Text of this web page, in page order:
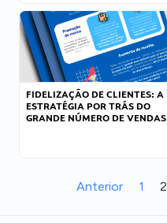
FIDELIZAÇÃO DE CLIENTES: A
ESTRATÉGIA POR TRÁS DO
GRANDE NÚMERO DE VENDAS
Anterior 1 2